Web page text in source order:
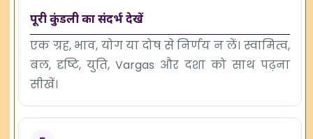
पूरी कुंडली का संदर्भ देखें
एक ग्रह, भाव, योग या दोष से निर्णय न लें। स्वामित्व,
बल, दृष्टि, युति, Vargas और दशा को साथ पढ़ना
सीखें।